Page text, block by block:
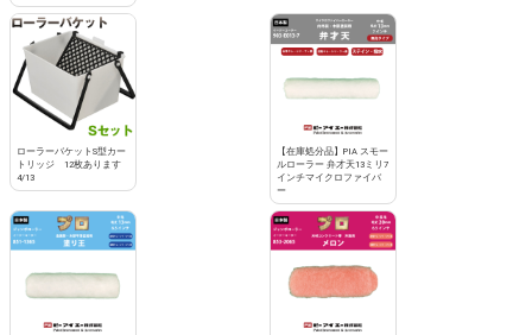
ローラーバケットS型カー
トリッジ 12枚あります
4/13
【在庫処分品】PIA スモー
ルローラー 弁才天13ミリ7
インチマイクロファイバ
ー